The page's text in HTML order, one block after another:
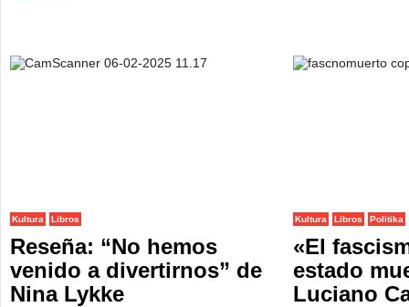
Kultura Libros
Reseña: “No hemos
venido a divertirnos” de
Nina Lykke
Kultura Libros Politika
«El
estado
Luciano